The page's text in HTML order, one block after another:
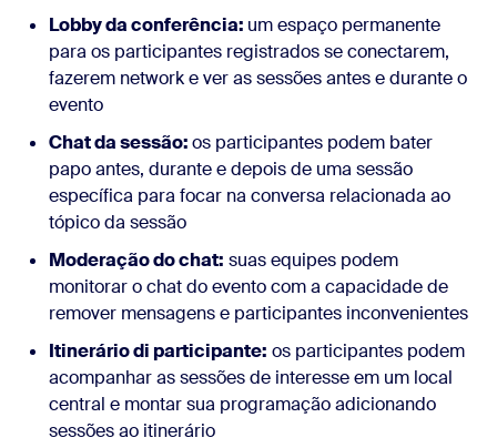
Lobby da conferência: um espaço permanente
para os participantes registrados se conectarem,
fazerem network e ver as sessões antes e durante o
evento
Chat da sessão:os participantes podem bater
papo antes, durante e depois de uma sessão
específica para focar na conversa relacionada ao
tópico da sessão
Moderação do chat: suas equipes podem
monitorar o chat do evento com a capacidade de
remover mensagens e participantes inconvenientes
Itinerário di participante: os participantes podem
acompanhar as sessões de interesse em um local
central e montar sua programação adicionando
sessões ao itinerário